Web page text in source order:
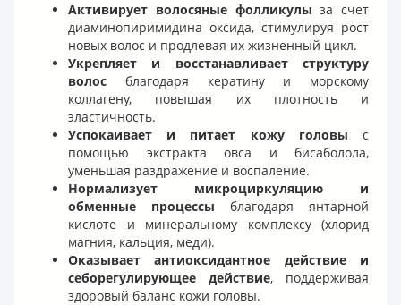
Активирует волосяные фолликулы за счет
диаминопиримидина оксида, стимулируя рост
новых волос и продлевая их жизненный цикл.
Укрепляет и восстанавливает структуру
волос благодаря кератину и морскому
коллагену, повышая их плотность и
эластичность.
Успокаивает и питает кожу головы с
помощью экстракта овса и бисаболола,
уменьшая раздражение и воспаление.
Нормализует микроциркуляцию и
обменные процессы благодаря янтарной
кислоте и минеральному комплексу (хлорид
магния, кальция, меди).
Оказывает антиоксидантное действие и
себорегулирующее действие, поддерживая
здоровый баланс кожи головы.